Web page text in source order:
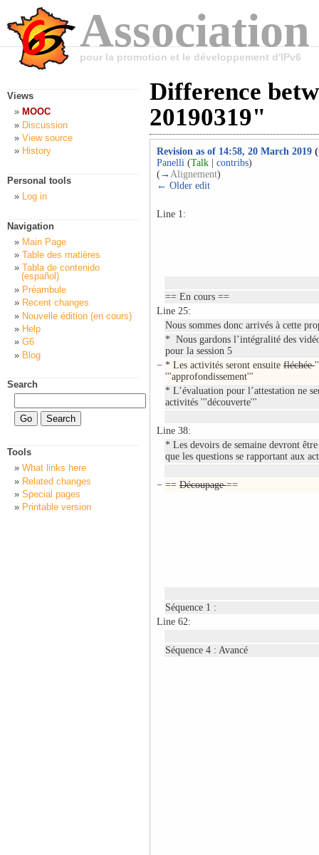
pour la promotion et le développement d'IPv6
Difference
20190319"
Revision as of 14:58, 20 March 2019 (
Panelli (Talk contribs)
(→ Alignement)
← Older edit
Line 1:
== En cours ==
Line 25:
Nous sommes donc arrivés à cette
* Nous gardons l’intégralité des
pour la session 5
− * Les activités seront ensuite fléchée
'''approfondissement'''
* L’évaluation pour l’attestation ne
activités '''découverte'''
Line 38:
* Les devoirs de semaine devront
que les questions se rapportant aux
− == Découpage==
Séquence 1 :
Line 62:
Séquence 4 : Avancé
Views
MOOC
Discussion
View source
History
Personal tools
Log in
Navigation
Main Page
Table des matières
Tabla de contenido
(español)
Préambule
Recent changes
Nouvelle édition (en cours)
Help
G6
Blog
Search
Tools
What links here
Related changes
Special pages
Printable version